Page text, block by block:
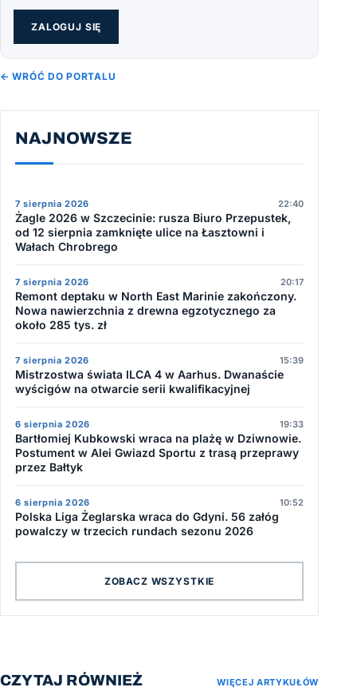
ZALOGUJ SIĘ
← WRÓĆ DO PORTALU
NAJNOWSZE
7 sierpnia 2026 22:40
Żagle 2026 w Szczecinie: rusza Biuro Przepustek,
od 12 sierpnia zamknięte ulice na Łasztowni i
Wałach Chrobrego
7 sierpnia 2026 20:17
Remont deptaku w North East Marinie zakończony.
Nowa nawierzchnia z drewna egzotycznego za
około 285 tys. zł
7 sierpnia 2026 15:39
Mistrzostwa świata ILCA 4 w Aarhus. Dwanaście
wyścigów na otwarcie serii kwalifikacyjnej
6 sierpnia 2026 19:33
Bartłomiej Kubkowski wraca na plażę w Dziwnowie.
Postument w Alei Gwiazd Sportu z trasą przeprawy
przez Bałtyk
6 sierpnia 2026 10:52
Polska Liga Żeglarska wraca do Gdyni. 56 załóg
powalczy w trzecich rundach sezonu 2026
ZOBACZ WSZYSTKIE
CZYTAJ RÓWNIEŻ WIĘCEJ ARTYKUŁÓW